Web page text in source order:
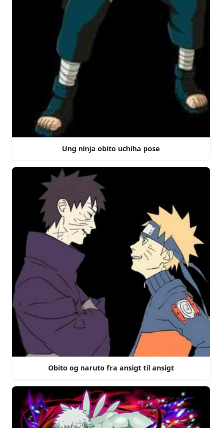
Ung ninja obito uchiha pose
Obito og naruto fra ansigt til ansigt